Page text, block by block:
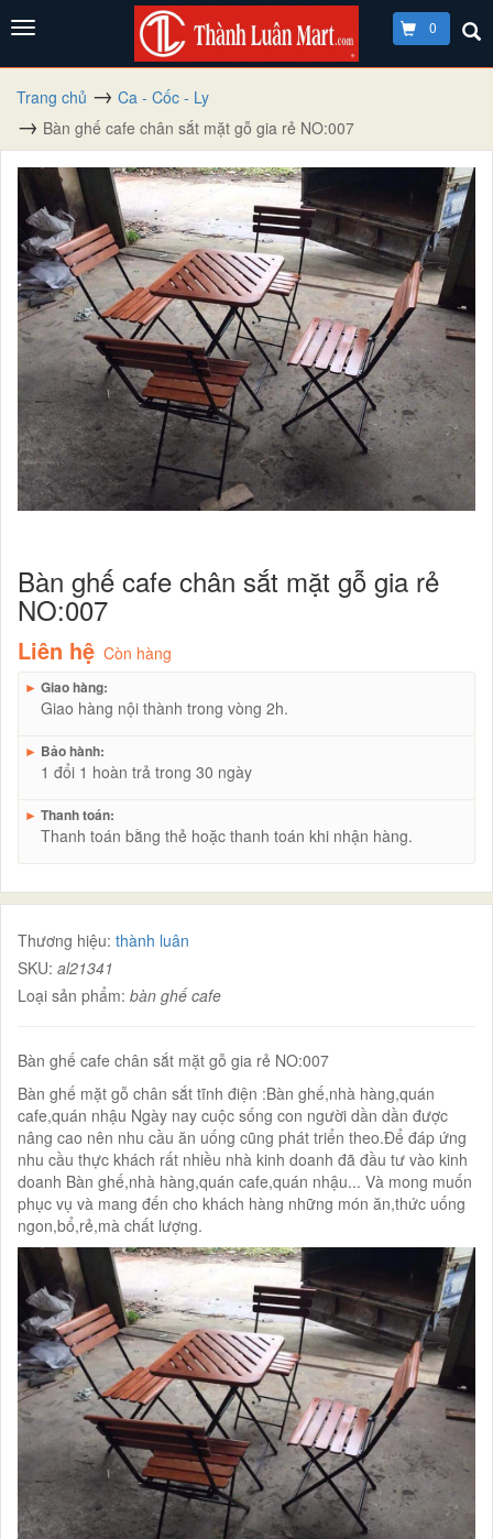
0
Trang chủ
Ca - Cốc - Ly
Bàn ghế cafe chân sắt mặt gỗ gia rẻ NO:007
Bàn ghế cafe chân sắt mặt gỗ gia rẻ
NO:007
Liên hệ Còn hàng
► Giao hàng:
Giao hàng nội thành trong vòng 2h.
► Bảo hành:
1 đổi 1 hoàn trả trong 30 ngày
► Thanh toán:
Thanh toán bằng thẻ hoặc thanh toán khi nhận hàng.
Thương hiệu: thành luân
SKU: al21341
Loại sản phẩm: bàn ghế cafe
Bàn ghế cafe chân sắt mặt gỗ gia rẻ NO:007
Bàn ghế mặt gỗ chân sắt tĩnh điện :Bàn ghế,nhà hàng,quán
cafe,quán nhậu Ngày nay cuộc sống con người dần dần được
nâng cao nên nhu cầu ăn uống cũng phát triển theo.Để đáp ứng
nhu cầu thực khách rất nhiều nhà kinh doanh đã đầu tư vào kinh
doanh Bàn ghế,nhà hàng,quán cafe,quán nhậu... Và mong muốn
phục vụ và mang đến cho khách hàng những món ăn,thức uống
ngon,bổ,rẻ,mà chất lượng.